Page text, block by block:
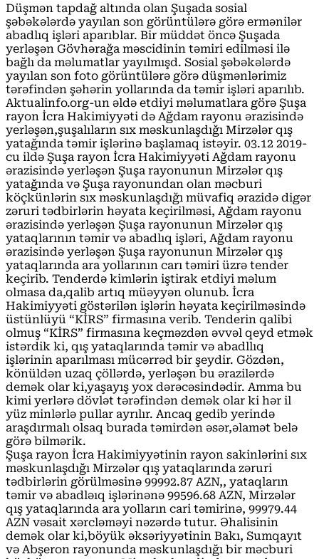
Düşmən tapdağ altında olan Şuşada sosial
şəbəkələrdə yayılan son görüntülərə görə ermənilər
abadlıq işləri aparıblar. Bir müddət öncə Şuşada
yerləşən Gövhərağa məscidinin təmiri edilməsi ilə
bağlı da məlumatlar yayılmışd. Sosial şəbəkələrdə
yayılan son foto görüntülərə görə düşmənlərimiz
tərəfindən şəhərin yollarında da təmir işləri aparılıb.
Aktualinfo.org-un əldə etdiyi məlumatlara görə Şuşa
rayon İcra Hakimiyyəti də Ağdam rayonu ərazisində
yerləşən,şuşalıların sıx məskunlaşdığı Mirzələr qış
yatağında təmir işlərinə başlamaq istəyir. 03.12 2019-
cu ildə Şuşa rayon İcra Hakimiyyəti Ağdam rayonu
ərazisində yerləşən Şuşa rayonunun Mirzələr qış
yatağında və Şuşa rayonundan olan məcburi
köçkünlərin sıx məskunlaşdığı müvafiq ərazidə digər
zəruri tədbirlərin həyata keçirilməsi, Ağdam rayonu
ərazisində yerləşən Şuşa rayonunun Mirzələr qış
yataqlarının təmir və abadlıq işləri, Ağdam rayonu
ərazisində yerləşən Şuşa rayonunun Mirzələr qış
yataqlarında ara yollarının carı təmiri üzrə tender
keçirib. Tenderdə kimlərin iştirak etdiyi məlum
olmasa da,qalib artıq müəyyən olunub. İcra
Hakimiyyəti göstərilən işlərin həyata keçirilməsində
üstünlüyü “KİRS” firmasına verib. Tenderin qalibi
olmuş “KİRS” firmasına keçməzdən əvvəl qeyd etmək
istərdik ki, qış yataqlarında təmir və abadllıq
işlərinin aparılması mücərrəd bir şeydir. Gözdən,
könüldən uzaq çöllərdə, yerləşən bu ərazilərdə
demək olar ki,yaşayış yox dərəcəsindədir. Amma bu
kimi yerlərə dövlət tərəfindən demək olar ki hər il
yüz minlərlə pullar ayrılır. Ancaq gedib yerində
araşdırmalı olsaq burada təmirdən əsər,əlamət belə
görə bilmərik.
Şuşa rayon İcra Hakimiyyətinin rayon sakinlərini sıx
məskunlaşdığı Mirzələr qış yataqlarında zəruri
tədbirlərin görülməsinə 99992.87 AZN,, yataqların
təmir və abadləıq işlərinənə 99596.68 AZN, Mirzələr
qış yataqlarında ara yolların cari təmirinə, 99979.44
AZN vəsait xərcləməyi nəzərdə tutur. Əhalisinin
demək olar ki,böyük əksəriyyətinin Bakı, Sumqayıt
və Abşeron rayonunda məskunlaşdığı bir məcburi